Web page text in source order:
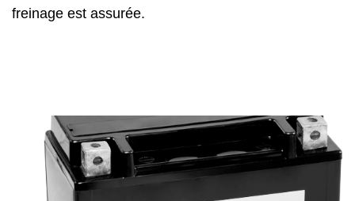
freinage est assurée.